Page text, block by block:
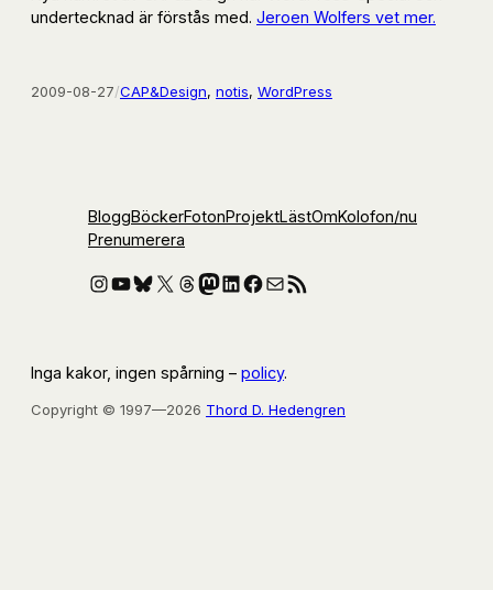
undertecknad är förstås med. Jeroen Wolfers vet mer.
2009-08-27/CAP&Design, notis, WordPress
BloggBöckerFotonProjektLästOmKolofon/nu
Prenumerera
Instagram
YouTube
Bluesky
X Threads
Mastodon
LinkedIn
Facebook
E-postRSS-flöde
Inga kakor, ingen spårning – policy.
Copyright © 1997—2026 Thord D. Hedengren